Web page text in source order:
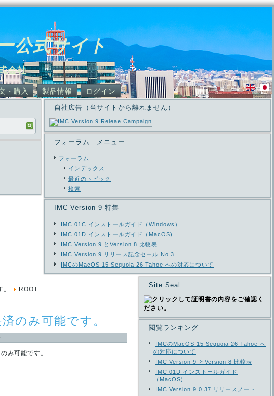
公式サイト
会社
・購入 製品情報 ログイン
自社広告（当サイトから離れません）
フォーラム メニュー
フォーラム
インデックス
最近のトピック
検索
IMC Version 9 特集
IMC 01C インストールガイド（Windows）
IMC 01D インストールガイド（MacOS)
IMC Version 9 とVersion 8 比較表
IMC Version 9 リリース記念セール No.3
IMCのMacOS 15 Sequoia 26 Tahoe への対応について
ROOT
のみ可能です。
み可能です。
Site Seal
閲覧ランキング
IMCのMacOS 15 Sequoia 26 Tahoe へ
の対応について
IMC Version 9 とVersion 8 比較表
IMC 01D インストールガイド
（MacOS)
IMC Version 9.0.37 リリースノート